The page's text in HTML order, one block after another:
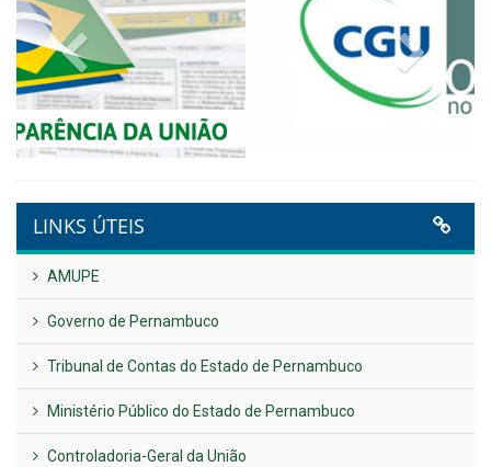
NOTA DE PESAR E LUTO OFICIAL
Publicado em: 9 de junho de 2026
Plano Diretor – 2026
Publicado em: 14 de maio de 2026
VER TODAS NOTÍCIAS
UTILIDADE PÚBLICA
Previous